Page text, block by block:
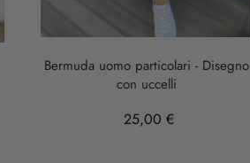
Bermuda uomo particolari - Disegno
con uccelli
25,00 €